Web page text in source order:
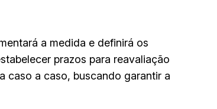
a medida e definirá os
prazos para reavaliação
caso a caso, buscando garantir a